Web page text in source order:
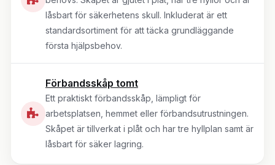
låsbart för säkerhetens skull. Inkluderat är ett
standardsortiment för att täcka grundläggande
första hjälpsbehov.
Förbandsskåp tomt
Ett praktiskt förbandsskåp, lämpligt för
arbetsplatsen, hemmet eller förbandsutrustningen.
Skåpet är tillverkat i plåt och har tre hyllplan samt är
låsbart för säker lagring.